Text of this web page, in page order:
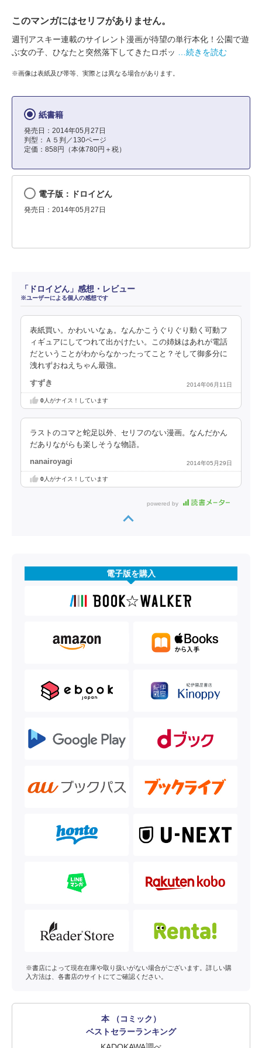
このマンガにはセリフがありません。
週刊アスキー連載のサイレント漫画が待望の単行本化！公園で遊
ぶ女の子、ひなたと突然落下してきたロボッ
…続きを読む
※画像は表紙及び帯等、実際とは異なる場合があります。
紙書籍
発売日：2014年05月27日
判型：Ａ５判／130ページ
定価：858円（本体780円＋税）
電子版：ドロイどん
発売日：2014年05月27日
「ドロイどん」感想・レビュー
※ユーザーによる個人の感想です
表紙買い。かわいいなぁ。なんかこうぐりぐり動く可動フ
ィギュアにしてつれて出かけたい。この姉妹はあれが電話
だということがわからなかったってこと？そして御多分に
洩れずおねえちゃん最強。
すずき 2014年06月11日
0人がナイス！しています
ラストのコマと蛇足以外、セリフのない漫画。なんだかん
だありながらも楽しそうな物語。
nanairoyagi 2014年05月29日
0人がナイス！しています
powered by
電子版を購入
※書店によって現在在庫や取り扱いがない場合がございます。詳しい購
入方法は、各書店のサイトにてご確認ください。
本 （コミック）
ベストセラーランキング